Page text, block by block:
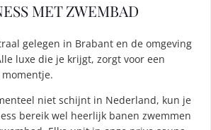
MET ZWEMBAD
gelegen in Brabant en de omgeving
luxe die je krijgt, zorgt voor een
niet schijnt in Nederland, kun je
bereik wel heerlijk banen zwemmen